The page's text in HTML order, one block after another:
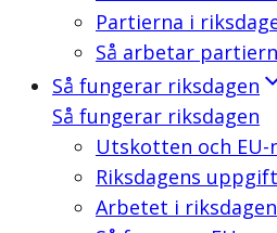
Partierna i
Så arbetar
Så fungerar riksdagen
Så fungerar riksdagen
Utskotten och EU-
Riksdagens
Arbetet i riksdagen